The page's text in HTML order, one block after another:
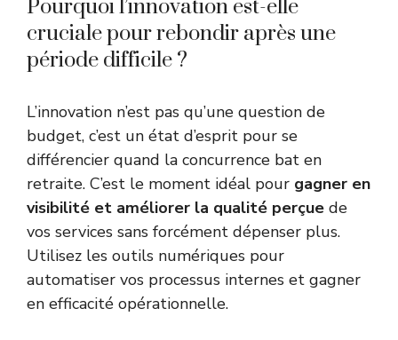
Pourquoi l’innovation est-elle
cruciale pour rebondir après une
période difficile ?
L’innovation n’est pas qu’une question de
budget, c’est un état d’esprit pour se
différencier quand la concurrence bat en
retraite. C’est le moment idéal pour gagner en
visibilité et améliorer la qualité perçue de
vos services sans forcément dépenser plus.
Utilisez les outils numériques pour
automatiser vos processus internes et gagner
en efficacité opérationnelle.